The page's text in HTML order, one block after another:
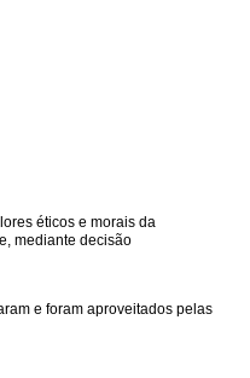
éticos e morais da
mediante decisão
e foram aproveitados pelas